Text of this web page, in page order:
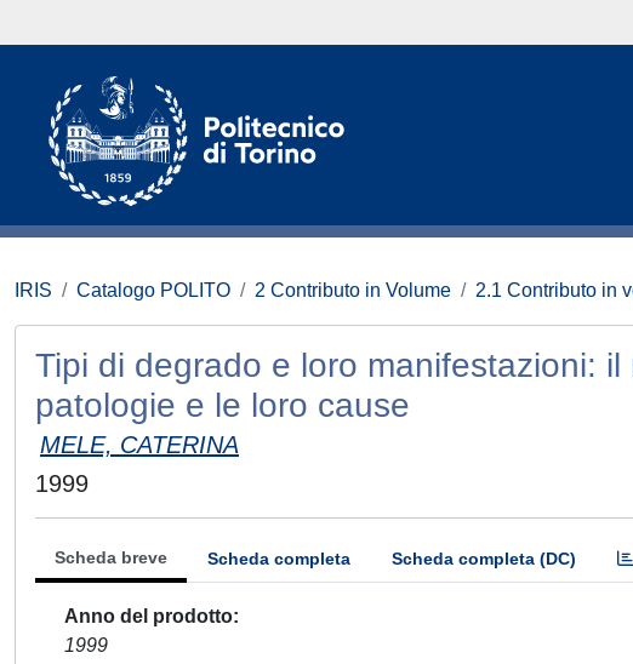
IRIS Catalogo POLITO 2 Contributo in Volume 2.1 Contributo in
Tipi di degrado e loro manifestazioni:
patologie e le loro cause
MELE, CATERINA
1999
Scheda breve Scheda completa Scheda completa (DC)
Anno del prodotto
1999